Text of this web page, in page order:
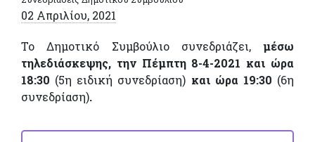
02 Απριλίου, 2021
Το Δημοτικό Συμβούλιο συνεδριάζει, μέσω
τηλεδιάσκεψης, την Πέμπτη 8-4-2021 και ώρα
18:30 (5η ειδική συνεδρίαση) και ώρα 19:30 (6η
συνεδρίαση).